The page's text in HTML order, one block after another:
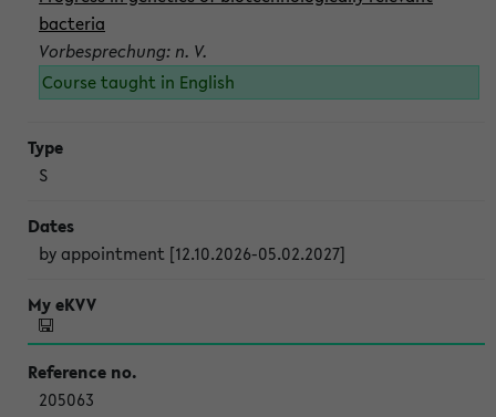
bacteria
Vorbesprechung: n. V.
Course taught in English
S
by appointment [12.10.2026-05.02.2027]
205063